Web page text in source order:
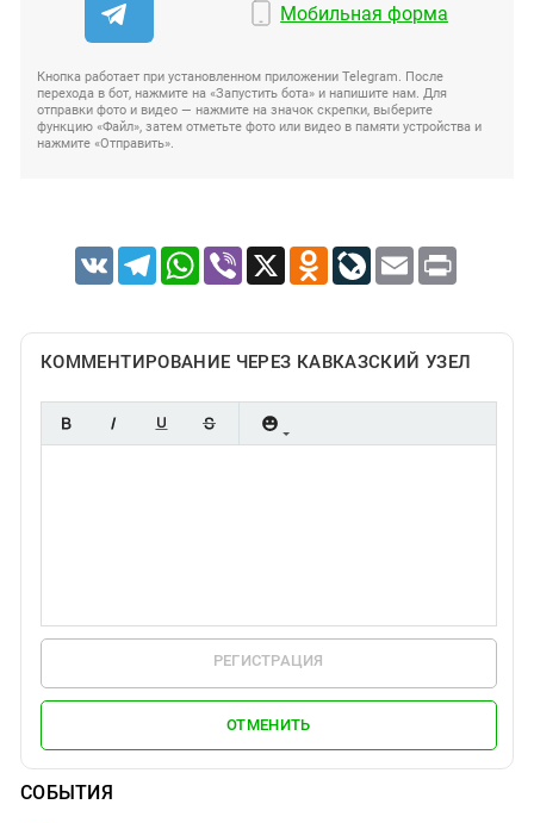
Мобильная форма
Кнопка работает при установленном приложении Telegram. После
перехода в бот, нажмите на «Запустить бота» и напишите нам. Для
отправки фото и видео — нажмите на значок скрепки, выберите
функцию «Файл», затем отметьте фото или видео в памяти устройства и
нажмите «Отправить».
VK TelegramWhatsApp
Viber X Odnoklassniki
LiveJournal
Email Print
КОММЕНТИРОВАНИЕ ЧЕРЕЗ КАВКАЗСКИЙ УЗЕЛ
РЕГИСТРАЦИЯ
ОТМЕНИТЬ
СОБЫТИЯ